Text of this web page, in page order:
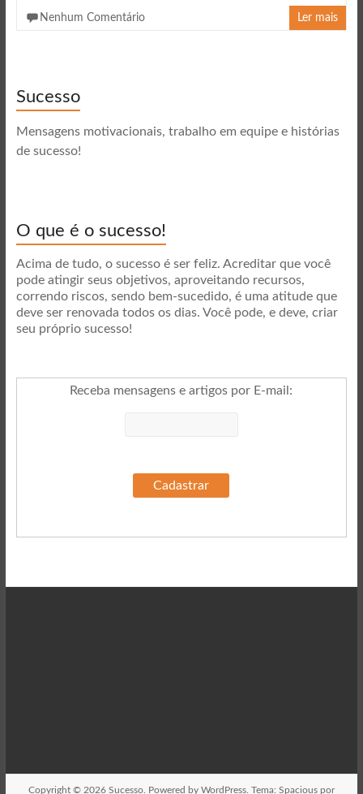
Nenhum Comentário Ler mais
Sucesso
Mensagens motivacionais, trabalho em equipe e histórias
de sucesso!
O que é o sucesso!
Acima de tudo, o sucesso é ser feliz. Acreditar que você
pode atingir seus objetivos, aproveitando recursos,
correndo riscos, sendo bem-sucedido, é uma atitude que
deve ser renovada todos os dias. Você pode, e deve, criar
seu próprio sucesso!
Receba mensagens e artigos por E-mail :
Copyright © 2026 Sucesso. Powered by WordPress. Tema: Spacious por